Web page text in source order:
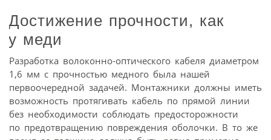
Достижение прочности, как
у меди
Разработка волоконно-оптического кабеля диаметром
1,6 мм с прочностью медного была нашей
первоочередной задачей. Монтажники должны иметь
возможность протягивать кабель по прямой линии
без необходимости соблюдать предосторожности
по предотвращению повреждения оболочки. В то же